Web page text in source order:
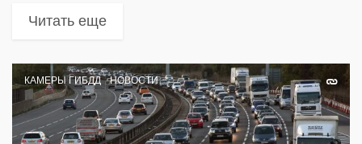
Читать еще
КАМЕРЫ ГИБДД НОВОСТИ